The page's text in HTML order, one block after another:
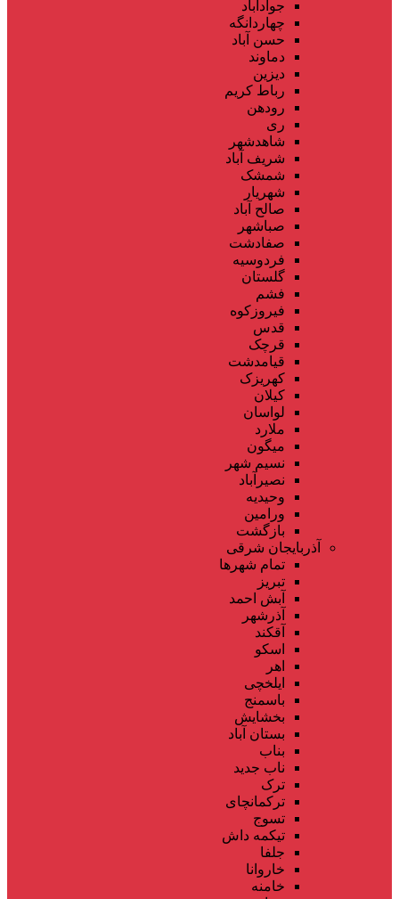
جوادآباد
چهاردانگه
حسن آباد
دماوند
دیزین
رباط کریم
رودهن
ری
شاهدشهر
شریف آباد
شمشک
شهریار
صالح آباد
صباشهر
صفادشت
فردوسیه
گلستان
فشم
فیروزکوه
قدس
قرچک
قیامدشت
کهریزک
کیلان
لواسان
ملارد
میگون
نسیم شهر
نصیرآباد
وحیدیه
ورامین
بازگشت
آذربایجان شرقی
تمام شهر‌ها
تبریز
آبش احمد
آذرشهر
آقکند
اسکو
اهر
ایلخچی
باسمنج
بخشایش
بستان آباد
بناب
ناب جدید
ترک
ترکمانچای
تسوج
تیکمه داش
جلفا
خاروانا
خامنه